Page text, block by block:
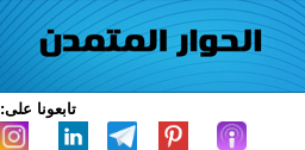
تابعونا على: